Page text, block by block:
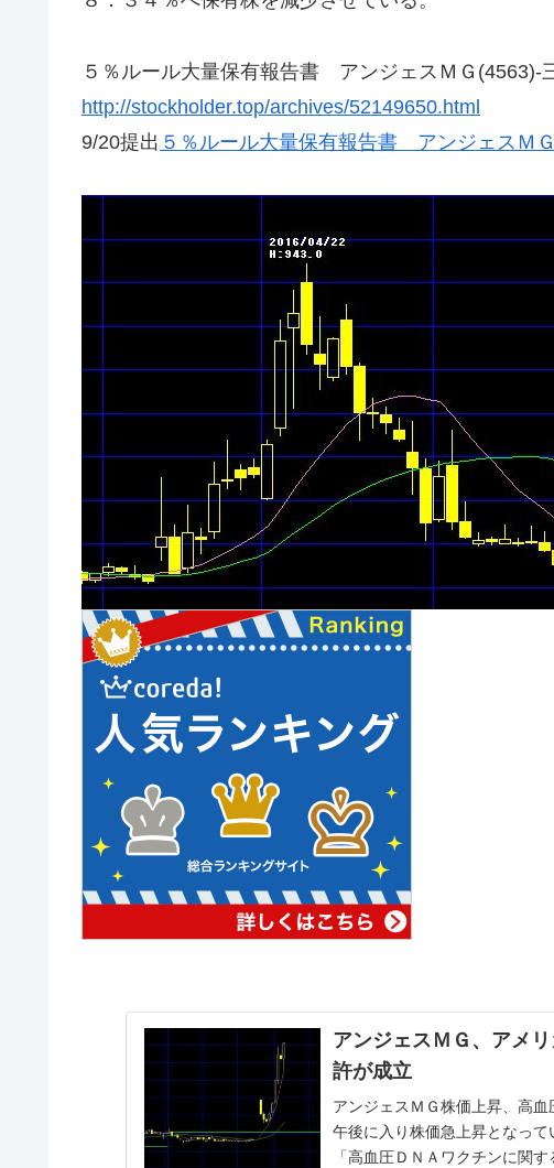
５％ルール大量保有報告書 アンジェスＭＧ(4563)-
http://stockholder.top/archives/52149650.html
9/20提出 ５％ルール大量保有報告書 アンジェス
アンジェスＭＧ、アメ
許が成立
アンジェスＭＧ株価上昇、高
午後に入り株価急上昇となっ
「高血圧ＤＮＡワクチンに関